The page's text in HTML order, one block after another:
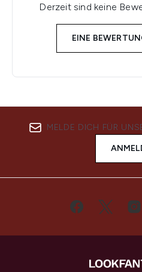
Derzeit sind keine
EINE
MELDE DICH FÜR